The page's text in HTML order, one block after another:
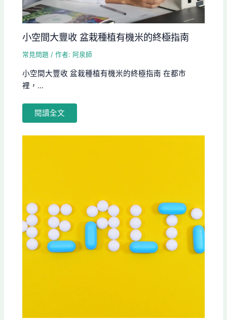
小空間大豐收 盆栽種植有機米的終極指南
常見問題 / 作者: 阿泉師
小空間大豐收 盆栽種植有機米的終極指南 在都市
裡，...
閱讀全文